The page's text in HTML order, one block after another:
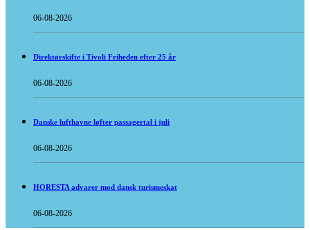
06-08-2026
Direktørskifte i Tivoli Friheden efter 25 år
06-08-2026
Danske lufthavne løfter passagertal i juli
06-08-2026
HORESTA advarer mod dansk turismeskat
06-08-2026